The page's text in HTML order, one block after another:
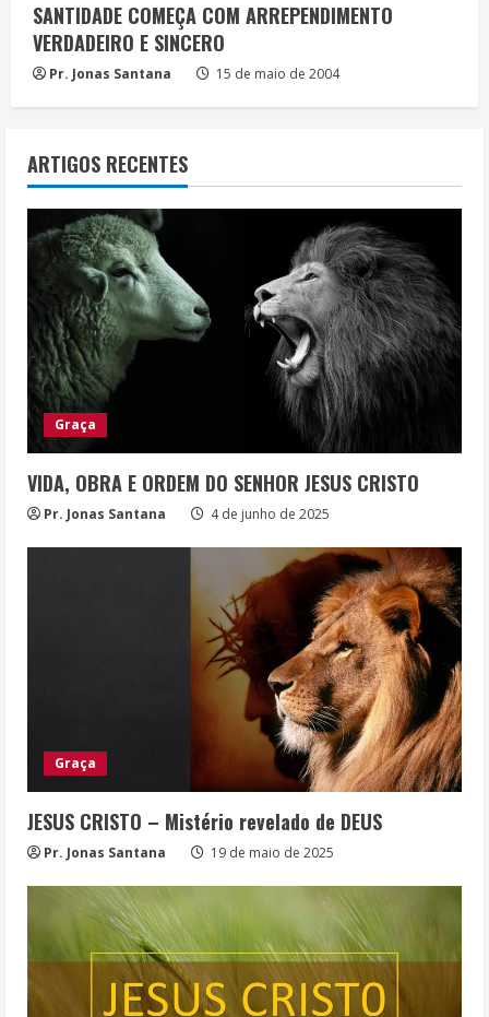
SANTIDADE COMEÇA COM ARREPENDIMENTO
VERDADEIRO E SINCERO
Pr. Jonas Santana 15 de maio de 2004
ARTIGOS RECENTES
Graça
VIDA, OBRA E ORDEM DO SENHOR JESUS CRISTO
Pr. Jonas Santana 4 de junho de 2025
Graça
JESUS CRISTO – Mistério revelado de DEUS
Pr. Jonas Santana 19 de maio de 2025